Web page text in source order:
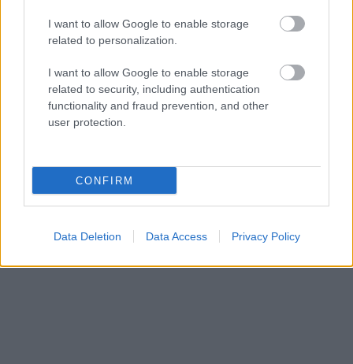
I want to allow Google to enable storage
related to personalization.
I want to allow Google to enable storage
related to security, including authentication
functionality and fraud prevention, and other
user protection.
CONFIRM
Data Deletion Data Access Privacy Policy
Megosztom Facebookon
Ez is érdekelhet